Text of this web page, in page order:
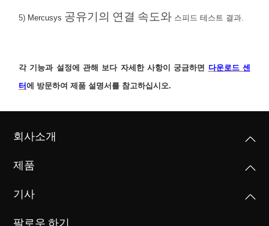
5) Mercusys 공유기의 연결 속도와 스피드 테스트 결과.
각 기능과 설정에 관해 보다 자세한 사항이 궁금하면 다운로드 센
터에 방문하여 제품 설명서를 참고하십시오.
회사소개
제품
기사
팔로우 하기